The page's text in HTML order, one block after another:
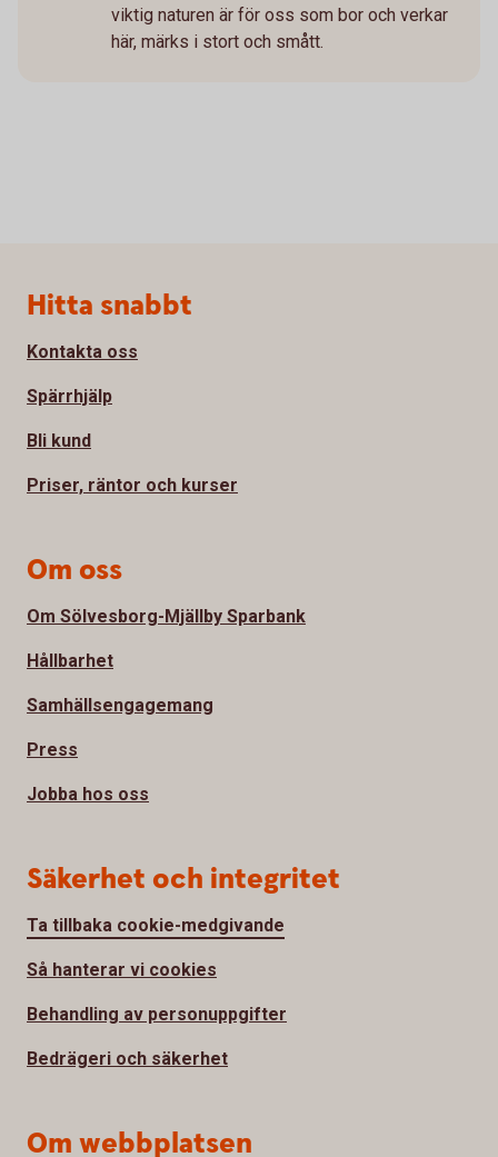
viktig naturen är för oss som bor och verkar
här, märks i stort och smått.
Sidfot
Hitta snabbt
Kontakta oss
Spärrhjälp
Bli kund
Priser, räntor och kurser
Om oss
Om Sölvesborg-Mjällby Sparbank
Hållbarhet
Samhällsengagemang
Press
Jobba hos oss
Säkerhet och integritet
Ta tillbaka cookie-medgivande
Så hanterar vi cookies
Behandling av personuppgifter
Bedrägeri och säkerhet
Om webbplatsen